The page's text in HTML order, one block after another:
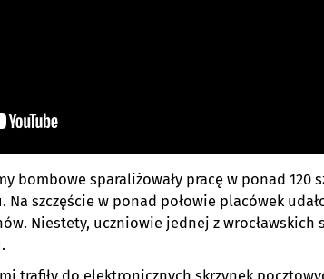
bombowe sparaliżowały pracę w ponad 120
szczęście w ponad połowie placówek
Niestety, uczniowie jednej z wrocławskich